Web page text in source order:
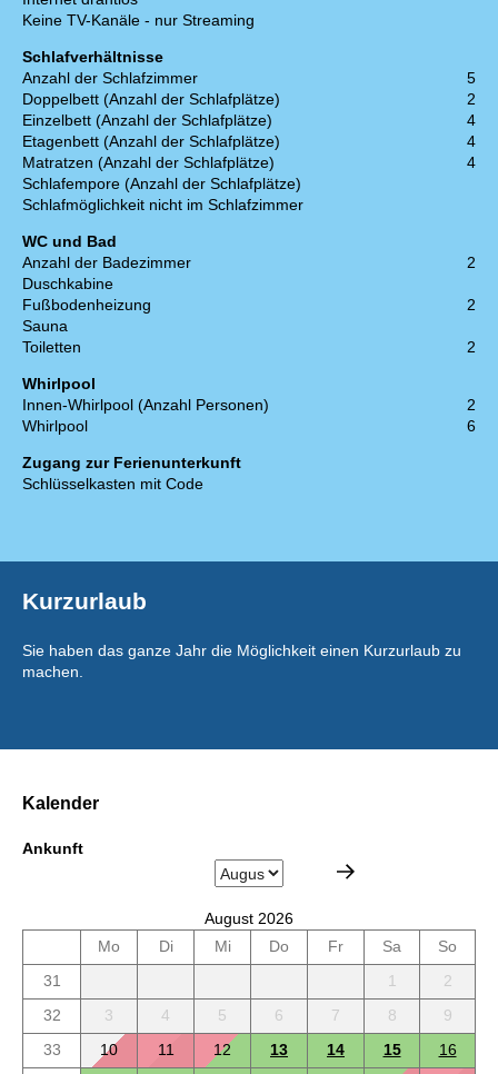
Keine TV-Kanäle - nur Streaming
Schlafverhältnisse
Anzahl der Schlafzimmer
5
Doppelbett (Anzahl der Schlafplätze)
2
Einzelbett (Anzahl der Schlafplätze)
4
Etagenbett (Anzahl der Schlafplätze)
4
Matratzen (Anzahl der Schlafplätze)
4
Schlafempore (Anzahl der Schlafplätze)
Schlafmöglichkeit nicht im Schlafzimmer
WC und Bad
Anzahl der Badezimmer
2
Duschkabine
Fußbodenheizung
2
Sauna
Toiletten
2
Whirlpool
Innen-Whirlpool (Anzahl Personen)
2
Whirlpool
6
Zugang zur Ferienunterkunft
Schlüsselkasten mit Code
Kurzurlaub
Sie haben das ganze Jahr die Möglichkeit einen Kurzurlaub zu
machen.
Kalender
Ankunft
August 2026
Mo
Di Mi Do Fr Sa
So
31
1
2
32
3 4 5 6 7 8
9
33
10 11 12 13 14 15
16